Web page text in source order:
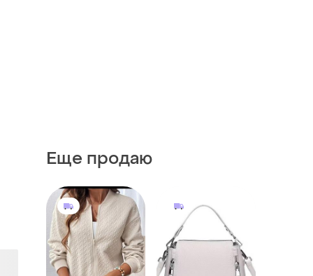
Еще продаю